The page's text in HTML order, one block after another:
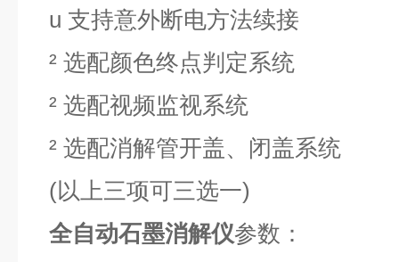
u 支持意外断电方法续接
² 选配颜色终点判定系统
² 选配视频监视系统
² 选配消解管开盖、闭盖系统
(以上三项可三选一)
全自动石墨消解仪参数：